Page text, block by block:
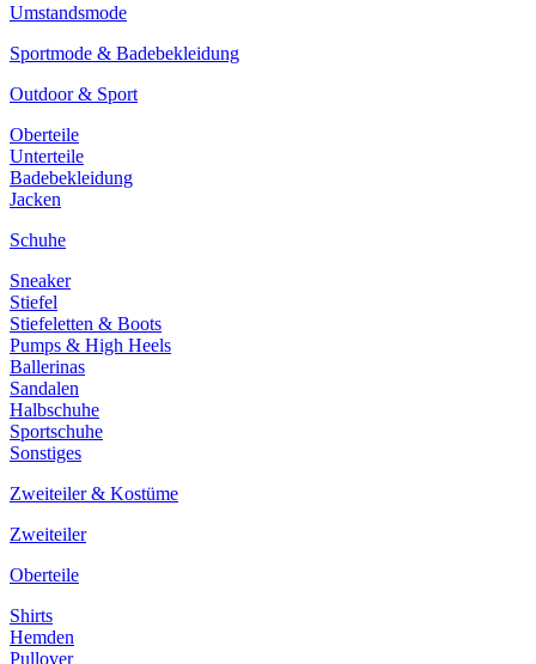
Umstandsmode
Sportmode & Badebekleidung
Outdoor & Sport
Oberteile
Unterteile
Badebekleidung
Jacken
Schuhe
Sneaker
Stiefel
Stiefeletten & Boots
Pumps & High Heels
Ballerinas
Sandalen
Halbschuhe
Sportschuhe
Sonstiges
Zweiteiler & Kostüme
Zweiteiler
Oberteile
Shirts
Hemden
Pullover